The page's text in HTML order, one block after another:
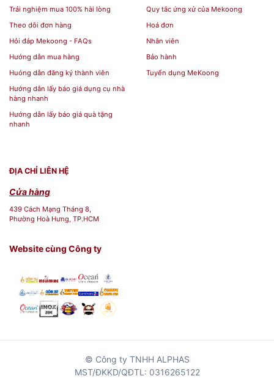
Trải nghiệm mua 100% hài lòng
Theo dõi đơn hàng
Hỏi đáp Mekoong - FAQs
Hướng dẫn mua hàng
Huóng dẫn đăng ký thành viên
Hướng dẫn lấy báo giá dụng cụ nhà
hàng nhanh
Hướng dẫn lấy báo giá quà tặng
nhanh
Quy tắc ứng xử của Mekoong
Hoá đơn
Nhân viên
Bảo hành
Tuyển dụng MeKoong
ĐỊA CHỈ LIÊN HỆ
Cửa hàng
439 Cách Mạng Tháng 8,
Phường Hoà Hưng, TP.HCM
Website cùng Công ty
© Công ty TNHH ALPHAS
MST/ĐKKD/QĐTL: 0316265122